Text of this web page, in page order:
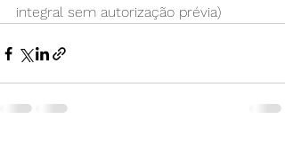
integral sem autorização prévia)